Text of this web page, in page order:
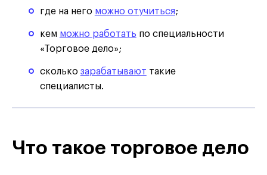
где на него можно отучиться;
кем можно работать по специальности
«Торговое дело»;
сколько зарабатывают такие
специалисты.
Что такое торговое дело